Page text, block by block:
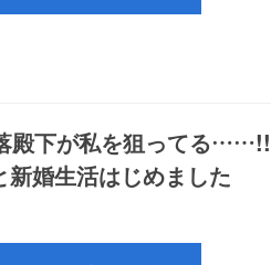
落殿下が私を狙ってる
新婚生活はじめました